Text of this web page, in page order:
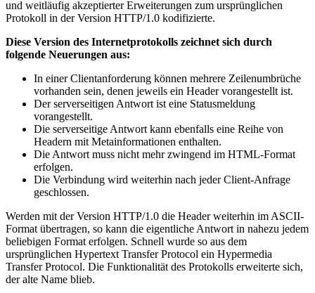
und weitläufig akzeptierter Erweiterungen zum ursprünglichen
Protokoll in der Version HTTP/1.0 kodifizierte.
Diese Version des Internetprotokolls zeichnet sich durch
folgende Neuerungen aus:
In einer Clientanforderung können mehrere Zeilenumbrüche
vorhanden sein, denen jeweils ein Header vorangestellt ist.
Der serverseitigen Antwort ist eine Statusmeldung
vorangestellt.
Die serverseitige Antwort kann ebenfalls eine Reihe von
Headern mit Metainformationen enthalten.
Die Antwort muss nicht mehr zwingend im HTML-Format
erfolgen.
Die Verbindung wird weiterhin nach jeder Client-Anfrage
geschlossen.
Werden mit der Version HTTP/1.0 die Header weiterhin im ASCII-
Format übertragen, so kann die eigentliche Antwort in nahezu jedem
beliebigen Format erfolgen. Schnell wurde so aus dem
ursprünglichen Hypertext Transfer Protocol ein Hypermedia
Transfer Protocol. Die Funktionalität des Protokolls erweiterte sich,
der alte Name blieb.